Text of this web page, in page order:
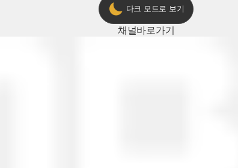
다크 모드로 보기
채널바로가기